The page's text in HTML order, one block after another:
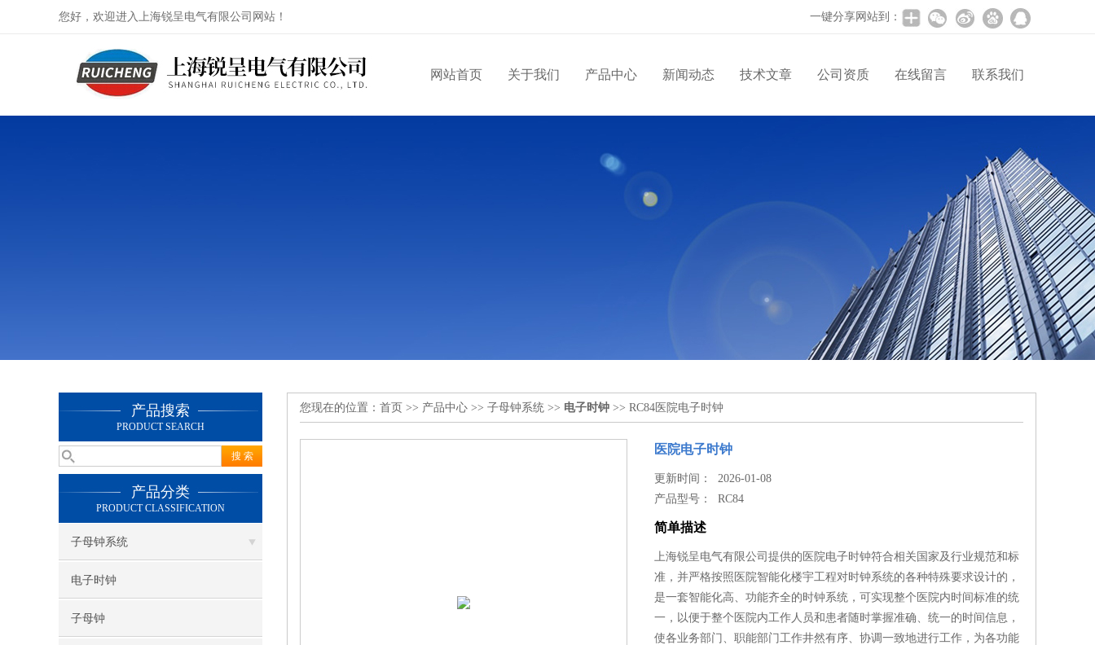
您好，欢迎进入上海锐呈电气有限公司网站！ 一键分享网站到：
网站首页 关于我们 产品中心 新闻动态 技术文章 公司资质 在线留言 联系我们
产品搜索
PRODUCT SEARCH
产品分类
PRODUCT CLASSIFICATION
子母钟系统
电子时钟
子母钟
您现在的位置： 首页 >> 产品中心 >> 子母钟系统 >> 电子时钟 >> RC84医院电子时钟
医院电子时钟
更新时间： 2026-01-08
产品型号：RC84
简单描述
上海锐呈电气有限公司提供的医院电子时钟符合相关国家及行业规范和标
准，并严格按照医院智能化楼宇工程对时钟系统的各种特殊要求设计的，
是一套智能化高、功能齐全的时钟系统，可实现整个医院内时间标准的统
一，以便于整个医院内工作人员和患者随时掌握准确、统一的时间信息，
使各业务部门、职能部门工作井然有序、协调一致地进行工作，为各功能